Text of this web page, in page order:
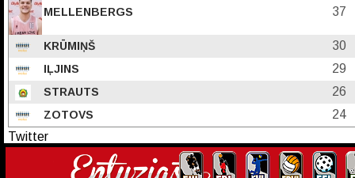
MELLENBERGS 37
KRŪMIŅŠ 30
IĻJINS 29
STRAUTS 26
ZOTOVS
24
Twitter